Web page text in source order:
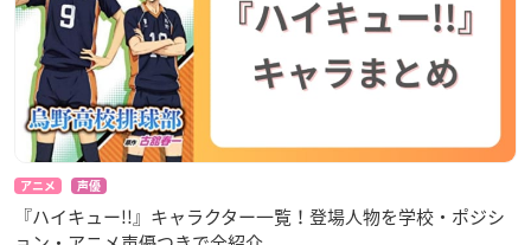
アニメ 声優
『ハイキュー!!』キャラクター一覧！登場人物を学校・ポジシ